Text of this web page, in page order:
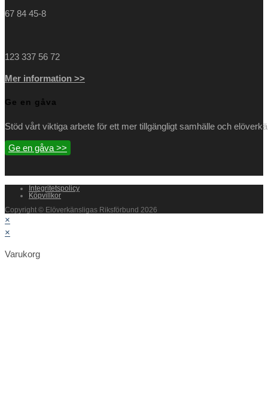
67 84 45-8
123 337 56 72
Mer information >>
Ge en gåva
Stöd vårt viktiga arbete för ett mer tillgängligt samhälle och
Ge en gåva >>
Integritetspolicy
Köpvillkor
Copyright © Elöverkänsligas Riksförbund 2026
×
×
Varukorg